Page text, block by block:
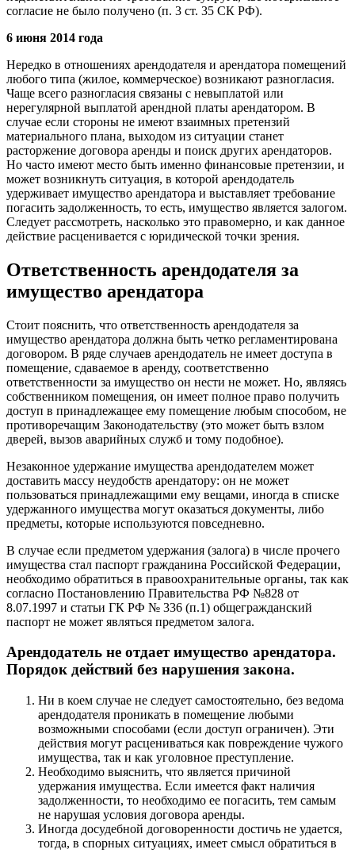
согласие не было получено (п. 3 ст. 35 СК РФ).
6 июня 2014 года
Нередко в отношениях арендодателя и арендатора помещений
любого типа (жилое, коммерческое) возникают разногласия.
Чаще всего разногласия связаны с невыплатой или
нерегулярной выплатой арендной платы арендатором. В
случае если стороны не имеют взаимных претензий
материального плана, выходом из ситуации станет
расторжение договора аренды и поиск других арендаторов.
Но часто имеют место быть именно финансовые претензии, и
может возникнуть ситуация, в которой арендодатель
удерживает имущество арендатора и выставляет требование
погасить задолженность, то есть, имущество является залогом.
Следует рассмотреть, насколько это правомерно, и как данное
действие расценивается с юридической точки зрения.
Ответственность арендодателя за
имущество арендатора
Стоит пояснить, что ответственность арендодателя за
имущество арендатора должна быть четко регламентирована
договором. В ряде случаев арендодатель не имеет доступа в
помещение, сдаваемое в аренду, соответственно
ответственности за имущество он нести не может. Но, являясь
собственником помещения, он имеет полное право получить
доступ в принадлежащее ему помещение любым способом, не
противоречащим Законодательству (это может быть взлом
дверей, вызов аварийных служб и тому подобное).
Незаконное удержание имущества арендодателем может
доставить массу неудобств арендатору: он не может
пользоваться принадлежащими ему вещами, иногда в списке
удержанного имущества могут оказаться документы, либо
предметы, которые используются повседневно.
В случае если предметом удержания (залога) в числе прочего
имущества стал паспорт гражданина Российской Федерации,
необходимо обратиться в правоохранительные органы, так как
согласно Постановлению Правительства РФ №828 от
8.07.1997 и статьи ГК РФ № 336 (п.1) общегражданский
паспорт не может являться предметом залога.
Арендодатель не отдает имущество арендатора.
Порядок действий без нарушения закона.
Ни в коем случае не следует самостоятельно, без ведома
арендодателя проникать в помещение любыми
возможными способами (если доступ ограничен). Эти
действия могут расцениваться как повреждение чужого
имущества, так и как уголовное преступление.
Необходимо выяснить, что является причиной
удержания имущества. Если имеется факт наличия
задолженности, то необходимо ее погасить, тем самым
не нарушая условия договора аренды.
Иногда досудебной договоренности достичь не удается,
тогда, в спорных ситуациях, имеет смысл обратиться в